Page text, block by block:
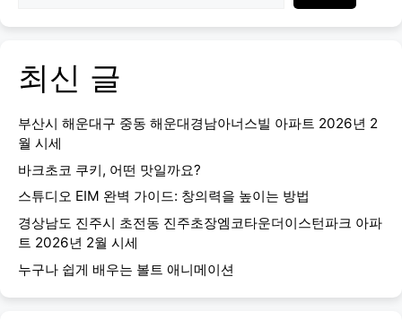
최신 글
부산시 해운대구 중동 해운대경남아너스빌 아파트 2026년 2
월 시세
바크초코 쿠키, 어떤 맛일까요?
스튜디오 EIM 완벽 가이드: 창의력을 높이는 방법
경상남도 진주시 초전동 진주초장엠코타운더이스턴파크 아파
트 2026년 2월 시세
누구나 쉽게 배우는 볼트 애니메이션